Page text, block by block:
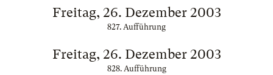
Freitag, 26. Dezember 2003
827. Aufführung
Freitag, 26. Dezember 2003
828. Aufführung